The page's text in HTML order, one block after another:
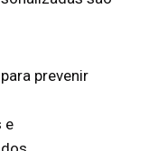
prevenir
e